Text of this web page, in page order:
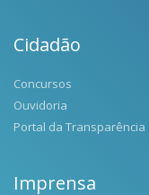
Cidadão
Concursos
Ouvidoria
Portal da Transparência
Imprensa